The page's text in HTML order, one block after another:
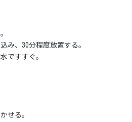
み、30分程度放置する。
ですすぐ。
せる。